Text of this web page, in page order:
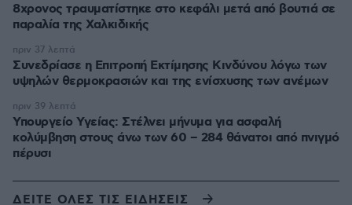
8χρονος τραυματίστηκε στο κεφάλι μετά από βουτιά σε
παραλία της Χαλκιδικής
Συνεδρίασε η Επιτροπή Εκτίμησης Κινδύνου λόγω των
υψηλών θερμοκρασιών και της ενίσχυσης των ανέμων
πριν 37 λεπτά
Υπουργείο Υγείας: Στέλνει μήνυμα για ασφαλή
κολύμβηση στους άνω των 60 – 284 θάνατοι από πνιγμό
πέρυσι
πριν 39 λεπτά
ΔΕΙΤΕ ΟΛΕΣ ΤΙΣ ΕΙΔΗΣΕΙΣ